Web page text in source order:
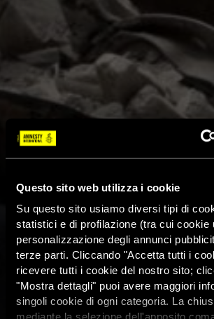
Questo sito web utilizza i cookie
Su questo sito usiamo diversi tipi di
statistici e di profilazione (tra cui cookie
personalizzazione degli annunci
terze parti. Cliccando "Accetta tutti i
ricevere tutti i cookie del nostro sito;
"Mostra dettagli" puoi avere maggiori
singoli cookie di ogni categoria. La